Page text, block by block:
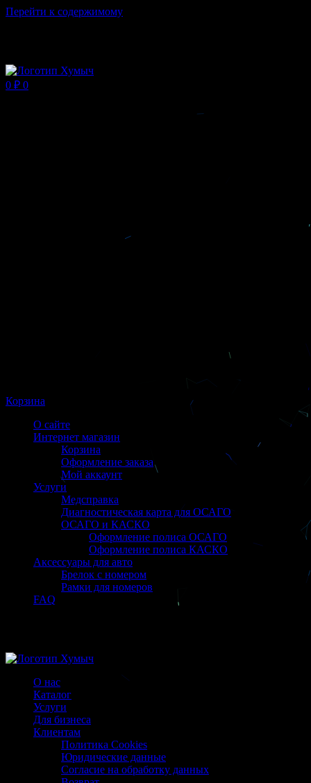
Перейти к содержимому
0 ₽ 0
Корзина
О сайте
Интернет магазин
Корзина
Оформление заказа
Мой аккаунт
Услуги
Медсправка
Диагностическая карта для ОСАГО
ОСАГО и КАСКО
Оформление полиса ОСАГО
Оформление полиса КАСКО
Аксессуары для авто
Брелок с номером
Рамки для номеров
FAQ
О нас
Каталог
Услуги
Для бизнеса
Клиентам
Политика Cookies
Юридические данные
Согласие на обработку данных